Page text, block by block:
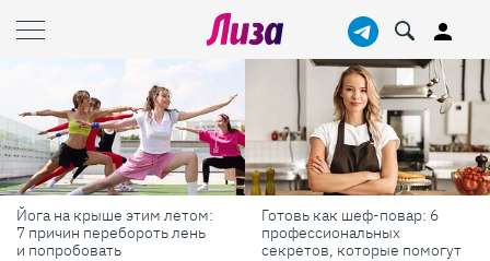
Готовь как шеф-повар: 6
профессиональных
секретов, которые помогут
Масштабные приключения:
самые красивые фестивали
России в августе